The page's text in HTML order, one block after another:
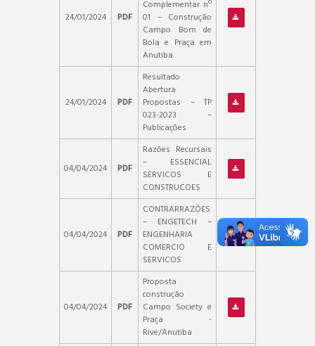
24/01/2024 PDF
Complementar nº
01 – Construção
Campo Bom de
Bola e Praça em
Anutiba
24/01/2024 PDF
Resultado
Abertura
Propostas – TP
023-2023 –
Publicações
04/04/2024 PDF
Razões Recursais
– ESSENCIAL
SERVICOS E
CONSTRUCOES
04/04/2024 PDF
CONTRARRAZÕES
– ENGETECH –
ENGENHARIA
COMERCIO E
SERVICOS
04/04/2024 PDF
Proposta
construção
Campo Society e
Praça -
Rive/Anutiba